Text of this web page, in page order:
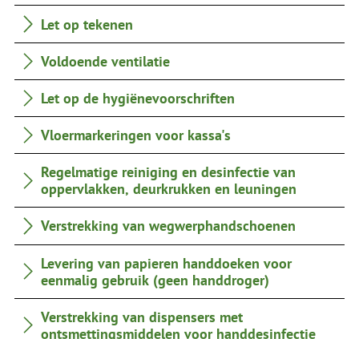
Let op tekenen
Voldoende ventilatie
Let op de hygiënevoorschriften
Vloermarkeringen voor kassa's
Regelmatige reiniging en desinfectie van
oppervlakken, deurkrukken en leuningen
Verstrekking van wegwerphandschoenen
Levering van papieren handdoeken voor
eenmalig gebruik (geen handdroger)
Verstrekking van dispensers met
ontsmettingsmiddelen voor handdesinfectie